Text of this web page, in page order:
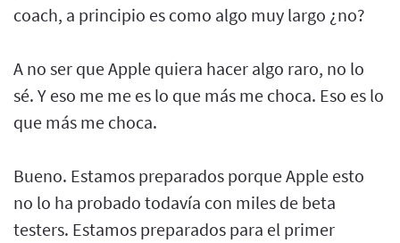
coach, a principio es como algo muy largo ¿no?
A no ser que Apple quiera hacer algo raro, no lo
sé. Y eso me me es lo que más me choca. Eso es lo
que más me choca.
Bueno. Estamos preparados porque Apple esto
no lo ha probado todavía con miles de beta
testers. Estamos preparados para el primer